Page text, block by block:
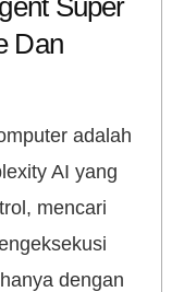
Dan
adalah
AI yang
mencari
dengan